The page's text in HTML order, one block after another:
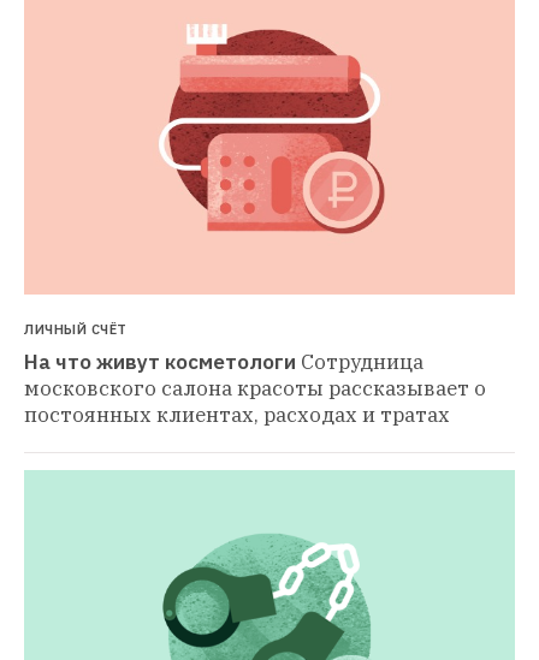
ЛИЧНЫЙ СЧЁТ
На что живут косметологи Сотрудница
московского салона красоты рассказывает о
постоянных клиентах, расходах и тратах